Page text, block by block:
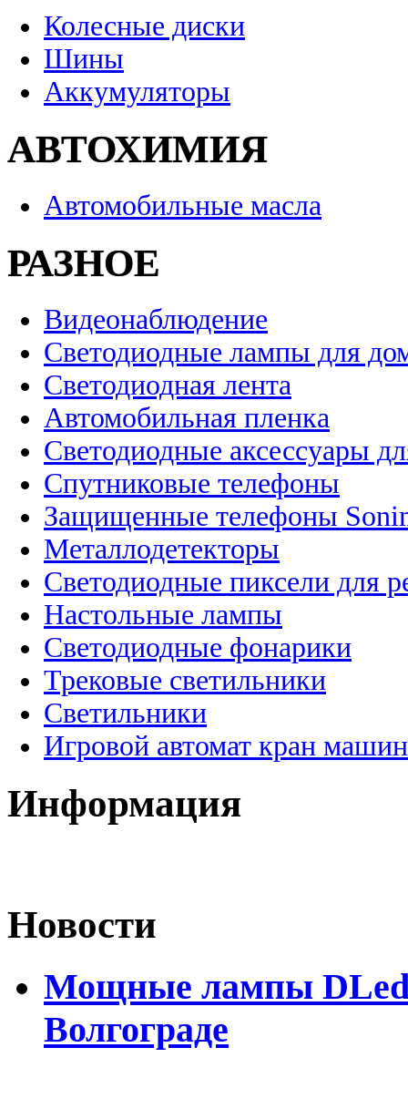
Колесные диски
Шины
Аккумуляторы
АВТОХИМИЯ
Автомобильные масла
РАЗНОЕ
Видеонаблюдение
Светодиодные лампы для
Светодиодная лента
Автомобильная пленка
Светодиодные аксессуары
Спутниковые телефоны
Защищенные телефоны
Металлодетекторы
Светодиодные пиксели для
Настольные лампы
Светодиодные фонарики
Трековые светильники
Светильники
Игровой автомат кран
Информация
Новости
Мощные лампы DLed
Волгограде